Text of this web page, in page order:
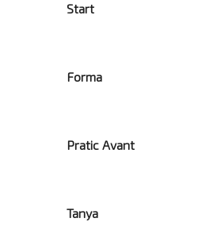
Start
Forma
Pratic Avant
Tanya